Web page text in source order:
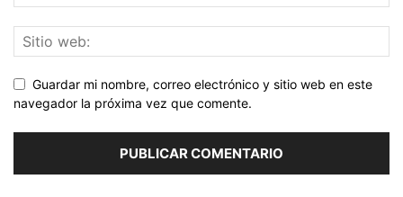
Guardar mi nombre, correo electrónico y sitio web en este
navegador la próxima vez que comente.